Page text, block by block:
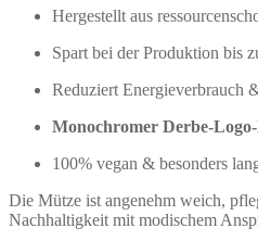
Hergestellt aus
Spart bei der Produktion bis
Reduziert Energieverbrauch
Monochromer Derbe-
100% vegan & besonders
Die Mütze ist angenehm weich,
Nachhaltigkeit mit modischem